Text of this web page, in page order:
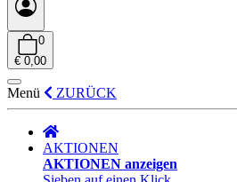
0
€ 0,00
Menü ZURÜCK
AKTIONEN
AKTIONEN anzeigen